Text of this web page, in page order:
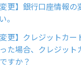
変更】銀行口座情報
。
変更】クレジットカ
た場合、クレジット
すか？